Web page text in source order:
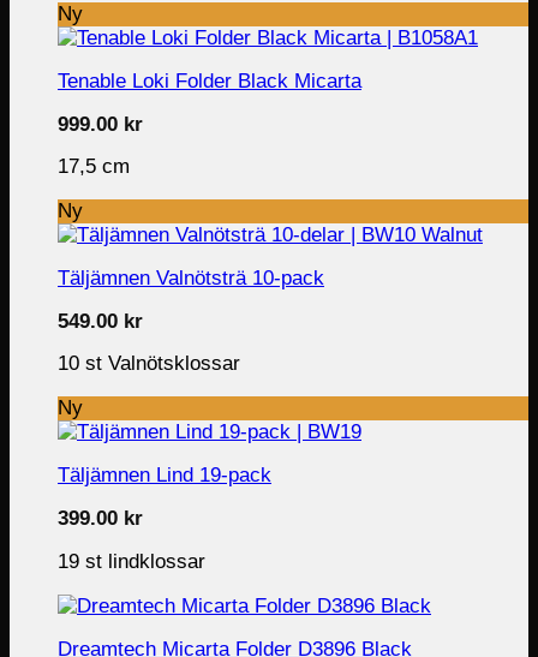
Ny
Tenable Loki Folder Black Micarta
999.00 kr
17,5 cm
Ny
Täljämnen Valnötsträ 10-pack
549.00 kr
10 st Valnötsklossar
Ny
Täljämnen Lind 19-pack
399.00 kr
19 st lindklossar
Dreamtech Micarta Folder D3896 Black